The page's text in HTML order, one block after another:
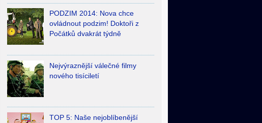
PODZIM 2014: Nova chce
ovládnout podzim! Doktoři z
Počátků dvakrát týdně
Nejvýraznější válečné filmy
nového tisíciletí
TOP 5: Naše nejoblíbenější